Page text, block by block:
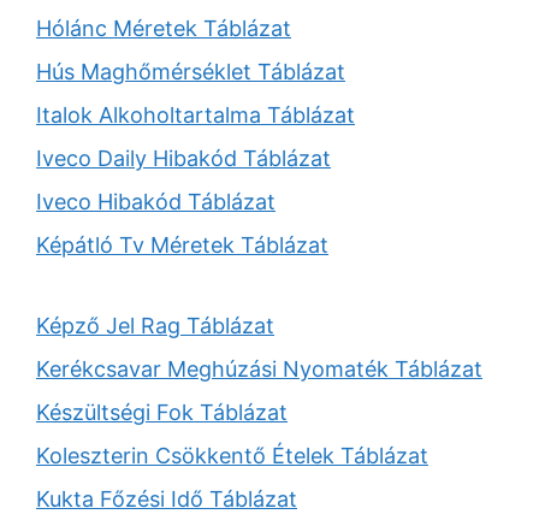
Hólánc Méretek Táblázat
Hús Maghőmérséklet Táblázat
Italok Alkoholtartalma Táblázat
Iveco Daily Hibakód Táblázat
Iveco Hibakód Táblázat
Képátló Tv Méretek Táblázat
Képző Jel Rag Táblázat
Kerékcsavar Meghúzási Nyomaték Táblázat
Készültségi Fok Táblázat
Koleszterin Csökkentő Ételek Táblázat
Kukta Főzési Idő Táblázat